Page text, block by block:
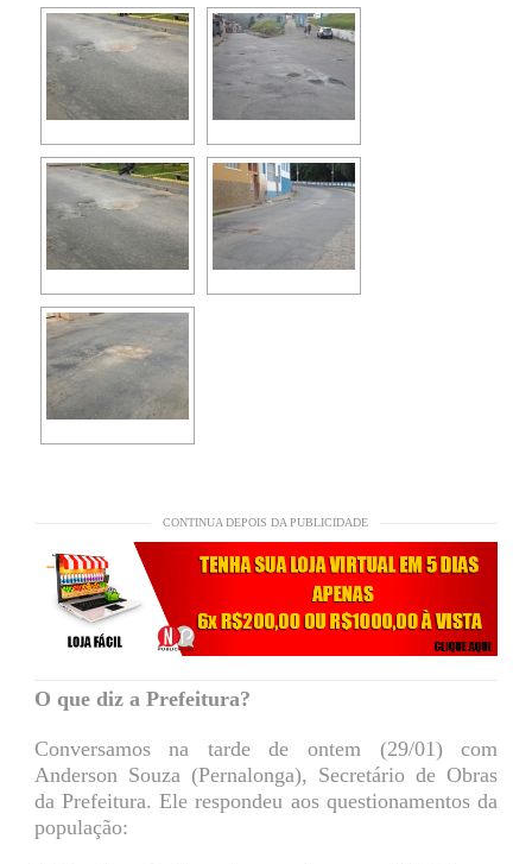
CONTINUA DEPOIS DA PUBLICIDADE
O que diz a Prefeitura?
Conversamos na tarde de ontem (29/01) com
Anderson Souza (Pernalonga), Secretário de Obras
da Prefeitura. Ele respondeu aos questionamentos da
população: